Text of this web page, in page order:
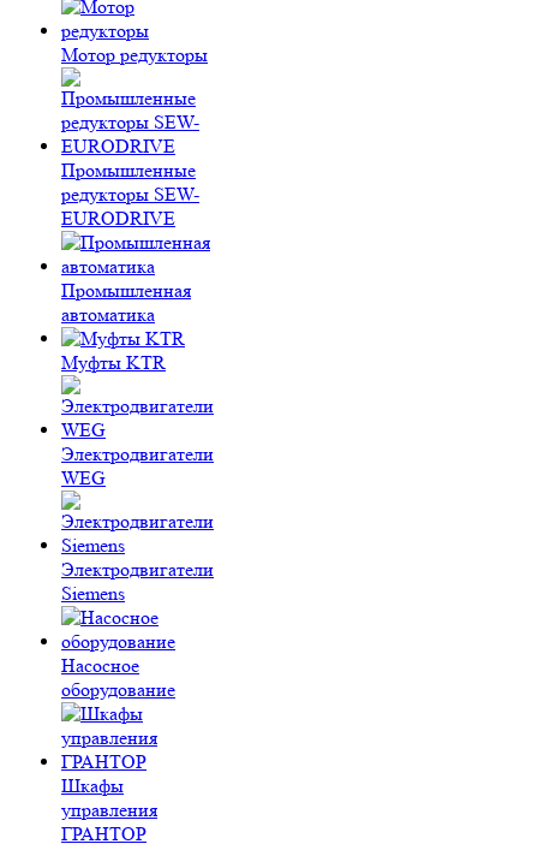
Мотор редукторы
Промышленные
редукторы SEW-
EURODRIVE
Промышленная
автоматика
Муфты KTR
Электродвигатели
WEG
Электродвигатели
Siemens
Насосное
оборудование
Шкафы
управления
ГРАНТОР